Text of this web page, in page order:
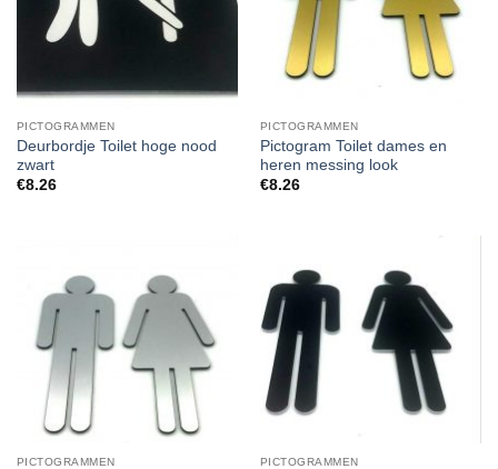
PICTOGRAMMEN
Deurbordje Toilet hoge nood
zwart
€8.26
PICTOGRAMMEN
Pictogram Toilet dames en
heren messing look
€8.26
PICTOGRAMMEN PICTOGRAMMEN